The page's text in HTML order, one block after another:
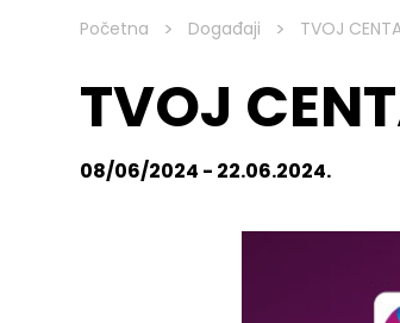
Početna > Događaji > TVOJ
TVOJ
08/06/2024 - 22.06.2024.